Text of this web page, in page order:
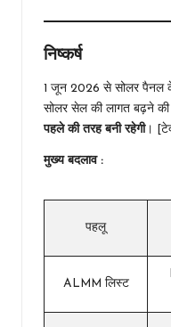
निष्कर्ष
1 जून 2026 से सोलर पैनल
सोलर सेल की लागत बढ़ने की
पहले की तरह बनी रहेगी।
मुख्य बदलाव :
पहलू
ALMM लिस्ट